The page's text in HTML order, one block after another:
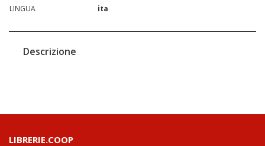
LINGUA
ita
Descrizione
LIBRERIE.COOP